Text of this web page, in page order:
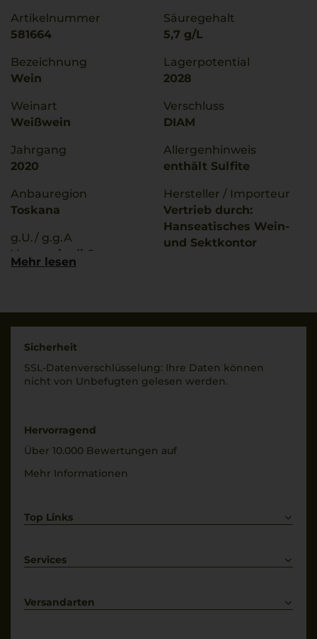
Artikelnummer
581664
Bezeichnung
Wein
Weinart
Weißwein
Jahrgang
2020
Anbauregion
Toskana
g.U./ g.g.A
Vernaccia di San
Gimignano
Denominazione Di
Origine Controllata E G
100% Vernaccia
Alkoholgehalt
Säuregehalt
5,7 g/L
Lagerpotential
2028
Verschluss
DIAM
Allergenhinweis
enthält Sulfite
Hersteller / Importeur
Vertrieb durch:
Hanseatisches Wein-
und Sektkontor
Füllmenge
Mehr lesen
Sicherheit
SSL-Daten­verschlüs­selung: Ihre Daten können
nicht von Unbe­fugten gelesen werden.
Hervorragend
Über 10.000 Bewertungen auf
Mehr Informationen
Top Links
Weißwein
Services
Kontakt
Versandarten